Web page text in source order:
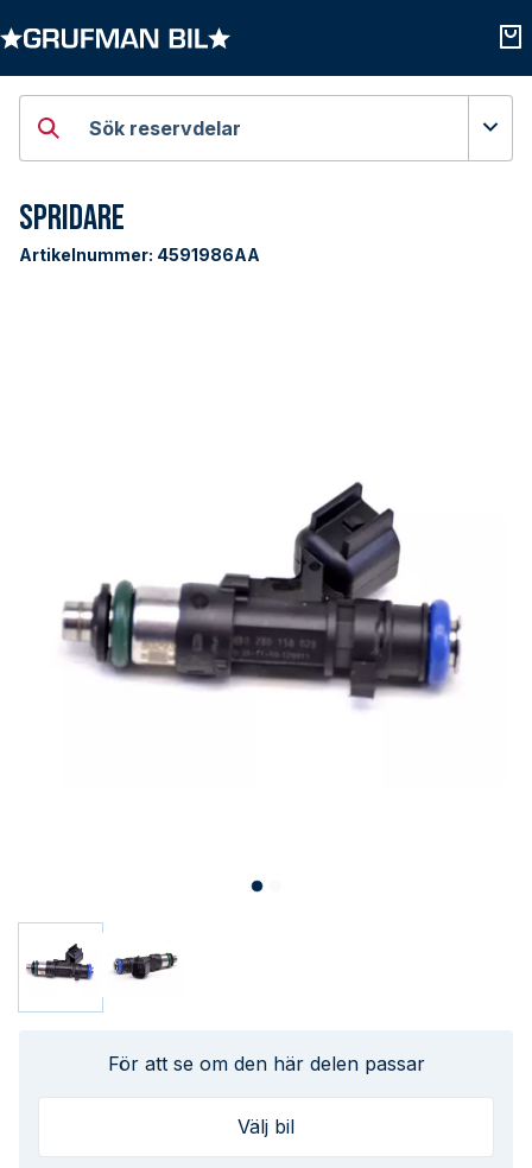
Sök reservdelar
Spridare
Artikelnummer: 4591986AA
För att se om den här delen passar
Välj bil